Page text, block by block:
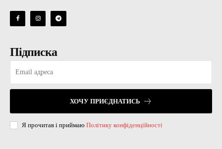
Підписка
ХОЧУ ПРИЄДНАТИСЬ
Я прочитав і приймаю Політику конфіденційності